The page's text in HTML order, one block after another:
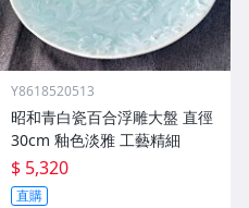
Y8618520513
昭和青白瓷百合浮雕大盤 直徑
30cm 釉色淡雅 工藝精細
$ 5,320
直購